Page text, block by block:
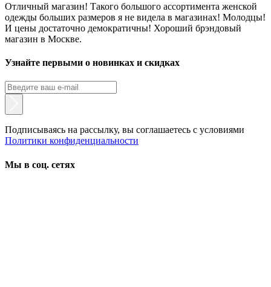
Отличный магазин! Такого большого ассортимента женской
одежды больших размеров я не видела в магазинах! Молодцы!
И цены достаточно демократичны! Хороший брэндовый
магазин в Москве.
Узнайте первыми о новинках и скидках
Подписываясь на рассылку, вы соглашаетесь с условиями
Политики конфиденциальности
Мы в соц. сетях